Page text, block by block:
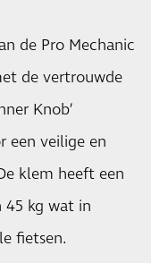
de Pro Mechanic
de vertrouwde
Knob’
een veilige en
klem heeft een
45 kg wat in
fietsen.